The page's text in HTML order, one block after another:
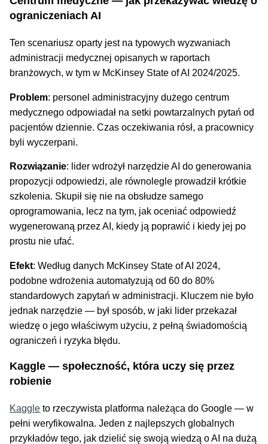
ograniczeniach AI
Ten scenariusz oparty jest na typowych wyzwaniach
administracji medycznej opisanych w raportach
branżowych, w tym w McKinsey State of AI 2024/2025.
Problem: personel administracyjny dużego centrum
medycznego odpowiadał na setki powtarzalnych pytań od
pacjentów dziennie. Czas oczekiwania rósł, a pracownicy
byli wyczerpani.
Rozwiązanie: lider wdrożył narzędzie AI do generowania
propozycji odpowiedzi, ale równolegle prowadził krótkie
szkolenia. Skupił się nie na obsłudze samego
oprogramowania, lecz na tym, jak oceniać odpowiedź
wygenerowaną przez AI, kiedy ją poprawić i kiedy jej po
prostu nie ufać.
Efekt: Według danych McKinsey State of AI 2024,
podobne wdrożenia automatyzują od 60 do 80%
standardowych zapytań w administracji. Kluczem nie było
jednak narzędzie — był sposób, w jaki lider przekazał
wiedzę o jego właściwym użyciu, z pełną świadomością
ograniczeń i ryzyka błędu.
Kaggle — społeczność, która uczy się przez
robienie
Kaggle to rzeczywista platforma należąca do Google — w
pełni weryfikowalna. Jeden z najlepszych globalnych
przykładów tego, jak dzielić się swoją wiedzą o AI na dużą